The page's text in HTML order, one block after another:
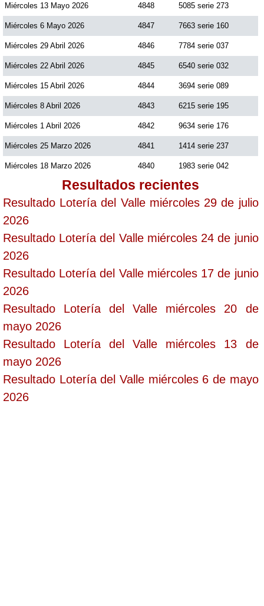
Miércoles 13 Mayo 2026 4848 5085 serie 273
Miércoles 6 Mayo 2026 4847 7663 serie 160
Miércoles 29 Abril 2026 4846 7784 serie 037
Miércoles 22 Abril 2026 4845 6540 serie 032
Miércoles 15 Abril 2026 4844 3694 serie 089
Miércoles 8 Abril 2026 4843 6215 serie 195
Miércoles 1 Abril 2026 4842 9634 serie 176
Miércoles 25 Marzo 2026 4841 1414 serie 237
Miércoles 18 Marzo 2026 4840 1983 serie 042
Resultados recientes
Resultado Lotería del Valle miércoles 29 de julio
2026
Resultado Lotería del Valle miércoles 24 de junio
2026
Resultado Lotería del Valle miércoles 17 de junio
2026
Resultado Lotería del Valle miércoles 20 de
mayo 2026
Resultado Lotería del Valle miércoles 13 de
mayo 2026
Resultado Lotería del Valle miércoles 6 de mayo
2026